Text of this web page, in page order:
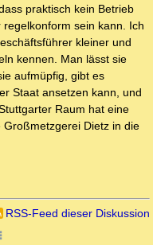
praktisch kein Betrieb
sein kann. Ich
kleiner und
kennen. Man lässt sie
aufmüpfig, gibt es
Staat ansetzen kann, und
Raum hat eine
Dietz in die
RSS-Feed dieser Diskussion